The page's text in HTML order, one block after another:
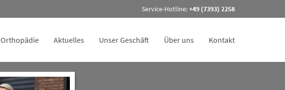
Service-Hotline:+49 (7393) 2258
Orthopädie Aktuelles Unser Geschäft Über uns Kontakt